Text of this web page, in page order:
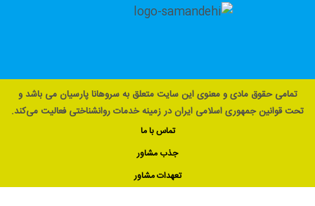
تمامی حقوق مادی و معنوی این سایت متعلق به سروهانا پارسیان می باشد و
تحت قوانین جمهوری اسلامی ایران در زمینه خدمات روانشناختی فعالیت می‌کند.
تماس با ما
جذب مشاور
تعهدات مشاور